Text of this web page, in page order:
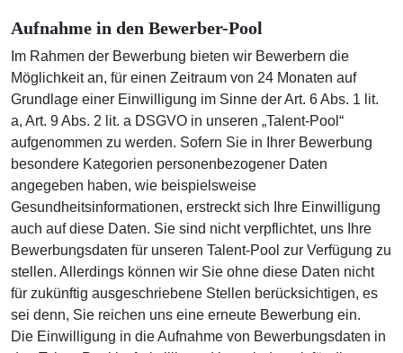
Aufnahme in den Bewerber-Pool
Im Rahmen der Bewerbung bieten wir Bewerbern die
Möglichkeit an, für einen Zeitraum von 24 Monaten auf
Grundlage einer Einwilligung im Sinne der Art. 6 Abs. 1 lit.
a, Art. 9 Abs. 2 lit. a DSGVO in unseren „Talent-Pool“
aufgenommen zu werden. Sofern Sie in Ihrer Bewerbung
besondere Kategorien personenbezogener Daten
angegeben haben, wie beispielsweise
Gesundheitsinformationen, erstreckt sich Ihre Einwilligung
auch auf diese Daten. Sie sind nicht verpflichtet, uns Ihre
Bewerbungsdaten für unseren Talent-Pool zur Verfügung zu
stellen. Allerdings können wir Sie ohne diese Daten nicht
für zukünftig ausgeschriebene Stellen berücksichtigen, es
sei denn, Sie reichen uns eine erneute Bewerbung ein.
Die Einwilligung in die Aufnahme von Bewerbungsdaten in